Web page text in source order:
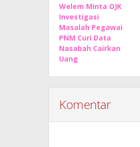
Welem Minta OJK
Investigasi
Masalah Pegawai
PNM Curi Data
Nasabah Cairkan
Uang
Komentar